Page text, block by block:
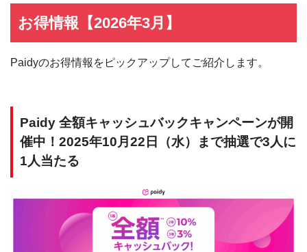
お得情報【2026年3月】
Paidyのお得情報をピックアップしてご紹介します。
Paidy 全額キャッシュバックキャンペーンが開
催中！2025年10月22日（水）まで抽選で3人に
1人当たる